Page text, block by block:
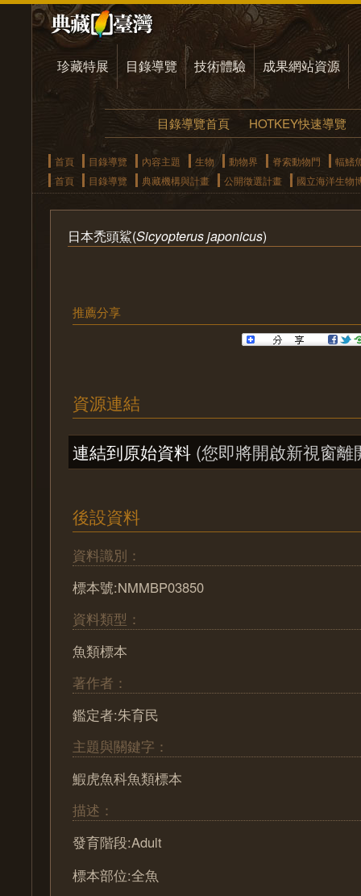
珍藏特展 目錄導覽 技術體驗 成果網站資源
目錄導覽首頁 HOTKEY快速導覽
首頁 目錄導覽 內容主題 生物 動物界 脊索動物門
輻鰭
首頁
目錄導覽 典藏機構與計畫 公開徵選計畫 國立海洋生物
日本禿頭鯊(Sicyopterus japonicus)
推薦分享
資源連結
連結到原始資料 (您即將開啟新視窗離
後設資料
資料識別：
標本號:NMMBP03850
資料類型：
魚類標本
著作者：
鑑定者:朱育民
主題與關鍵字：
鰕虎魚科魚類標本
描述：
發育階段:Adult
標本部位:全魚